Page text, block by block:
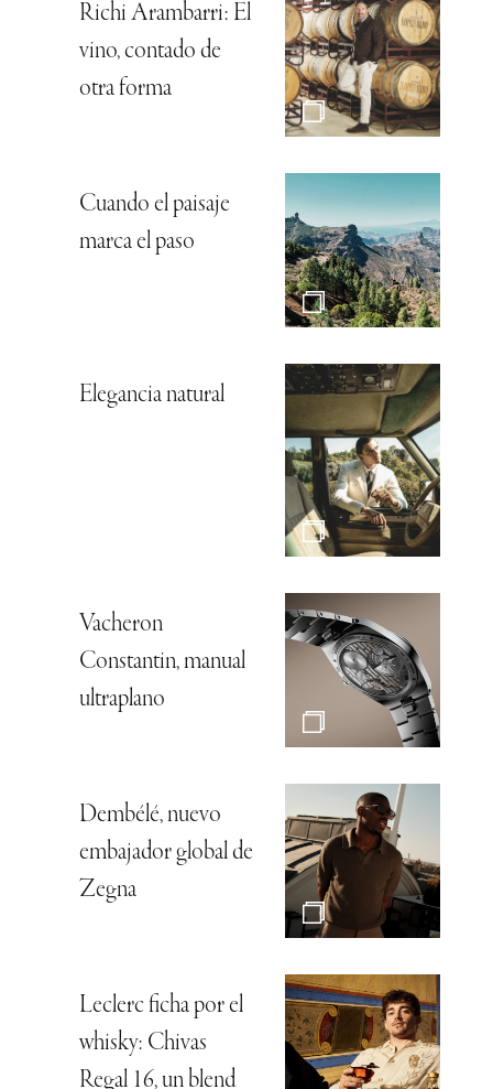
Richi Arambarri: El
vino, contado de
otra forma
Cuando el paisaje
marca el paso
Elegancia natural
Vacheron
Constantin, manual
ultraplano
Dembélé, nuevo
embajador global de
Zegna
Leclerc ficha por el
whisky: Chivas
Regal 16, un blend